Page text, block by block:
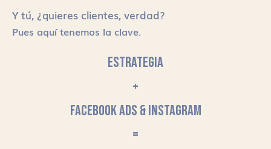
Y tú, ¿quieres clientes, verdad?
Pues aquí tenemos la clave.
ESTRATEGIA
+
FACEBOOK ADS & INSTAGRAM
=